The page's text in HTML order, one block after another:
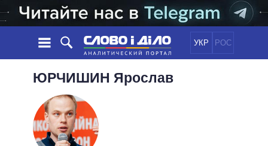
УКР РОС
НОВОСТИ
ЛЕНТА
СОБЫТИЯ
СТАТЬИ
ЮРЧИШИН Ярослав